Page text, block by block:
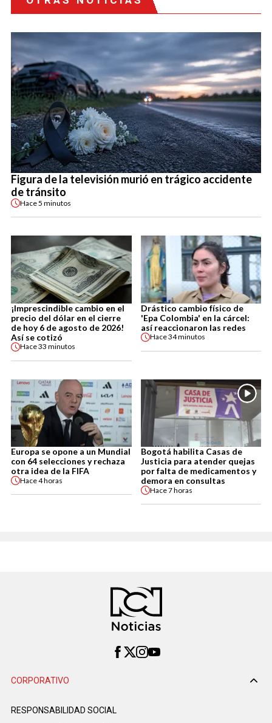
Figura de la televisión murió en trágico accidente
de tránsito
Hace5 minutos
¡Imprescindible cambio en el
precio del dólar en el cierre
de hoy 6 de agosto de 2026!
Así se cotizó
Hace33 minutos
Drástico cambio físico de
'Epa Colombia' en la cárcel:
así reaccionaron las redes
Hace34 minutos
Europa se opone a un Mundial
con 64 selecciones y rechaza
otra idea de la FIFA
Hace4 horas
Bogotá habilita Casas de
Justicia para atender quejas
por falta de medicamentos y
demora en consultas
Hace7 horas
CORPORATIVO
RESPONSABILIDAD SOCIAL